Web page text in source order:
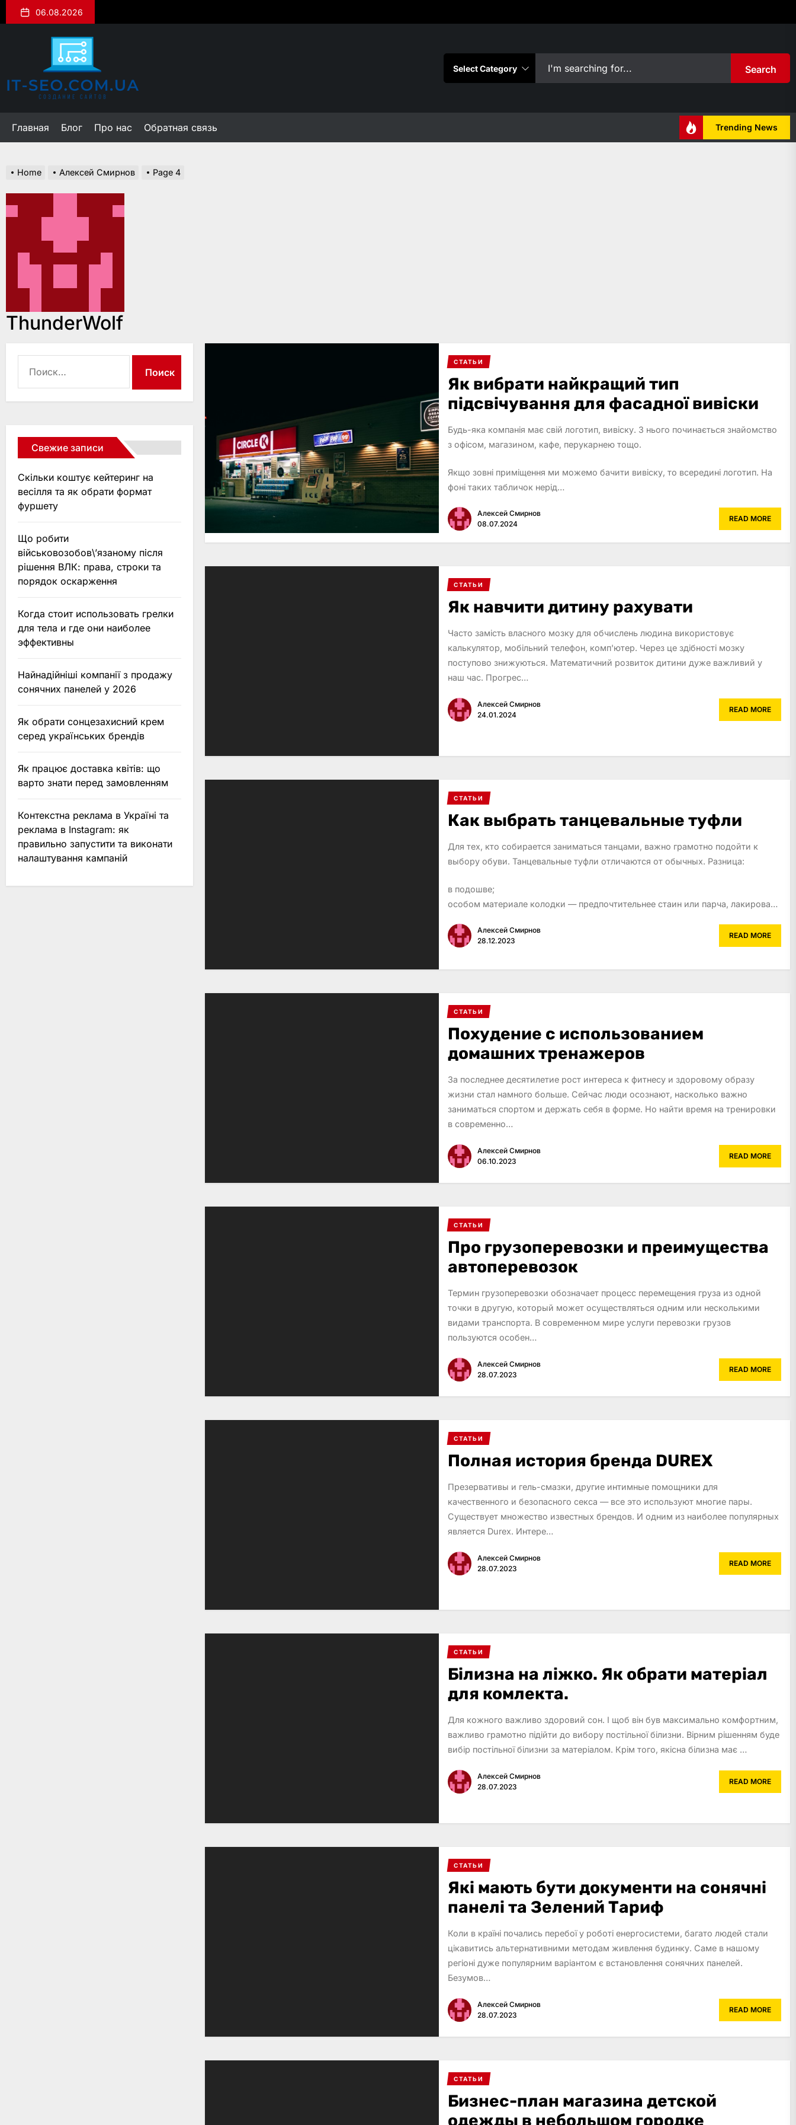
to
06.08.2026
Search
Главная Блог Про нас Обратная связь Trending News
Home Алексей Смирнов Page 4
ThunderWolf
СТАТЬИ
Як вибрати найкращий тип
підсвічування для фасадної вивіски
Будь-яка компанія має свій логотип, вивіску. З нього починається знайомство
з офісом, магазином, кафе, перукарнею тощо.
Якщо зовні приміщення ми можемо бачити вивіску, то всередині логотип. На
фоні таких табличок нерід…
Алексей Смирнов
08.07.2024
READ MORE
СТАТЬИ
Як навчити дитину рахувати
Часто замість власного мозку для обчислень людина використовує
калькулятор, мобільний телефон, комп'ютер. Через це здібності мозку
поступово знижуються. Математичний розвиток дитини дуже важливий у
наш час. Прогрес…
Алексей Смирнов
24.01.2024
READ MORE
СТАТЬИ
Как выбрать танцевальные туфли
Для тех, кто собирается заниматься танцами, важно грамотно подойти к
выбору обуви. Танцевальные туфли отличаются от обычных. Разница:
в подошве;
особом материале колодки — предпочтительнее стаин или парча, лакирова…
Алексей Смирнов
28.12.2023
READ MORE
СТАТЬИ
Похудение с использованием
домашних тренажеров
За последнее десятилетие рост интереса к фитнесу и здоровому образу
жизни стал намного больше. Сейчас люди осознают, насколько важно
заниматься спортом и держать себя в форме. Но найти время на тренировки
в современно…
Алексей Смирнов
06.10.2023
READ MORE
СТАТЬИ
Про грузоперевозки и преимущества
автоперевозок
Термин грузоперевозки обозначает процесс перемещения груза из одной
точки в другую, который может осуществляться одним или несколькими
видами транспорта. В современном мире услуги перевозки грузов
пользуются особен…
Алексей Смирнов
28.07.2023
READ MORE
СТАТЬИ
Полная история бренда DUREX
Презервативы и гель-смазки, другие интимные помощники для
качественного и безопасного секса — все это используют многие пары.
Существует множество известных брендов. И одним из наиболее популярных
является Durex. Интере…
Алексей Смирнов
28.07.2023
READ MORE
СТАТЬИ
Білизна на ліжко. Як обрати матеріал
для комлекта.
Для кожного важливо здоровий сон. І щоб він був максимально комфортним,
важливо грамотно підійти до вибору постільної білизни. Вірним рішенням буде
вибір постільної білизни за матеріалом. Крім того, якісна білизна має …
Алексей Смирнов
28.07.2023
READ MORE
СТАТЬИ
Які мають бути документи на сонячні
панелі та Зелений Тариф
Коли в країні почались перебої у роботі енергосистеми, багато людей стали
цікавитись альтернативними методам живлення будинку. Саме в нашому
регіоні дуже популярним варіантом є встановлення сонячних панелей.
Безумов…
Алексей Смирнов
28.07.2023
READ MORE
СТАТЬИ
Бизнес-план магазина детской
одежды в небольшом городке
Свежие записи
Скільки коштує кейтеринг на
весілля та як обрати формат
фуршету
Що робити
військовозобов\’язаному після
рішення ВЛК: права, строки та
порядок оскарження
Когда стоит использовать грелки
для тела и где они наиболее
эффективны
Найнадійніші компанії з продажу
сонячних панелей у 2026
Як обрати сонцезахисний крем
серед українських брендів
Як працює доставка квітів: що
варто знати перед замовленням
Контекстна реклама в Україні та
реклама в Instagram: як
правильно запустити та виконати
налаштування кампаній